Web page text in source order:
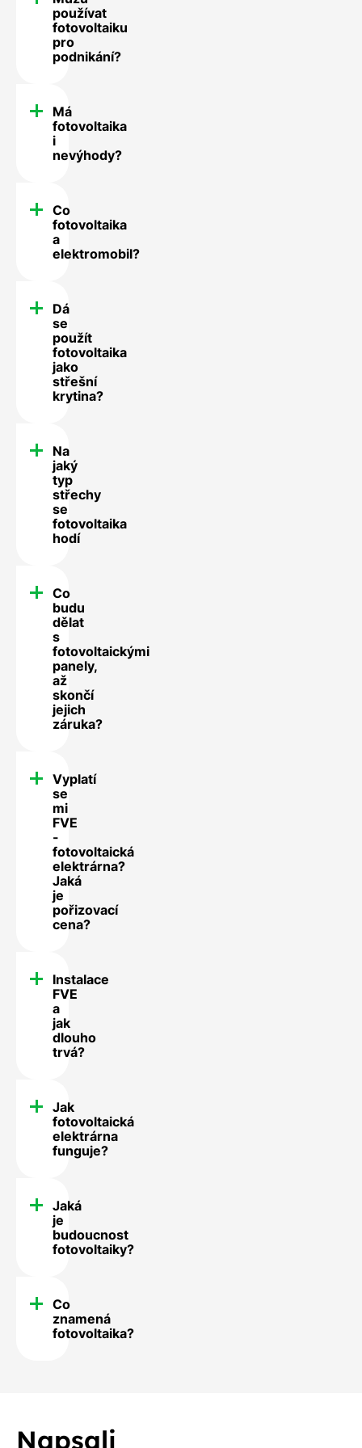
používat
fotovoltaiku
pro
podnikání?
Má
fotovoltaika
i
nevýhody?
Co
fotovoltaika
a
elektromobil?
Dá
se
použít
fotovoltaika
jako
střešní
krytina?
Na
jaký
typ
střechy
se
fotovoltaika
hodí
Co
budu
dělat
s
fotovoltaickými
panely,
až
skončí
jejich
záruka?
Vyplatí
se
mi
FVE
-
fotovoltaická
elektrárna?
Jaká
je
pořizovací
cena?
Instalace
FVE
a
jak
dlouho
trvá?
Jak
fotovoltaická
elektrárna
funguje?
Jaká
je
budoucnost
fotovoltaiky?
Co
znamená
fotovoltaika?
Napsali